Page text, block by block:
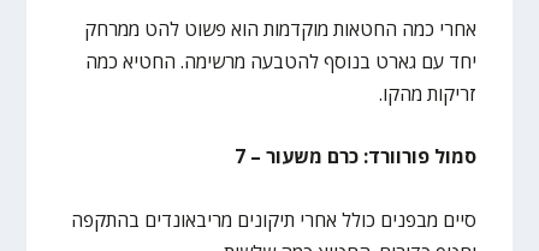
אחרי כמה החטאות מוקדמות הוא פשוט להט ממרחק
יחד עם גארט בנוסף להטבעה מרשימה. החטיא כמה
זריקות מהקו.
סמול פורוורד: כרם משעור – 7
סיים מבפנים כולל אחרי תיקונים מריבאונדים בהתקפה